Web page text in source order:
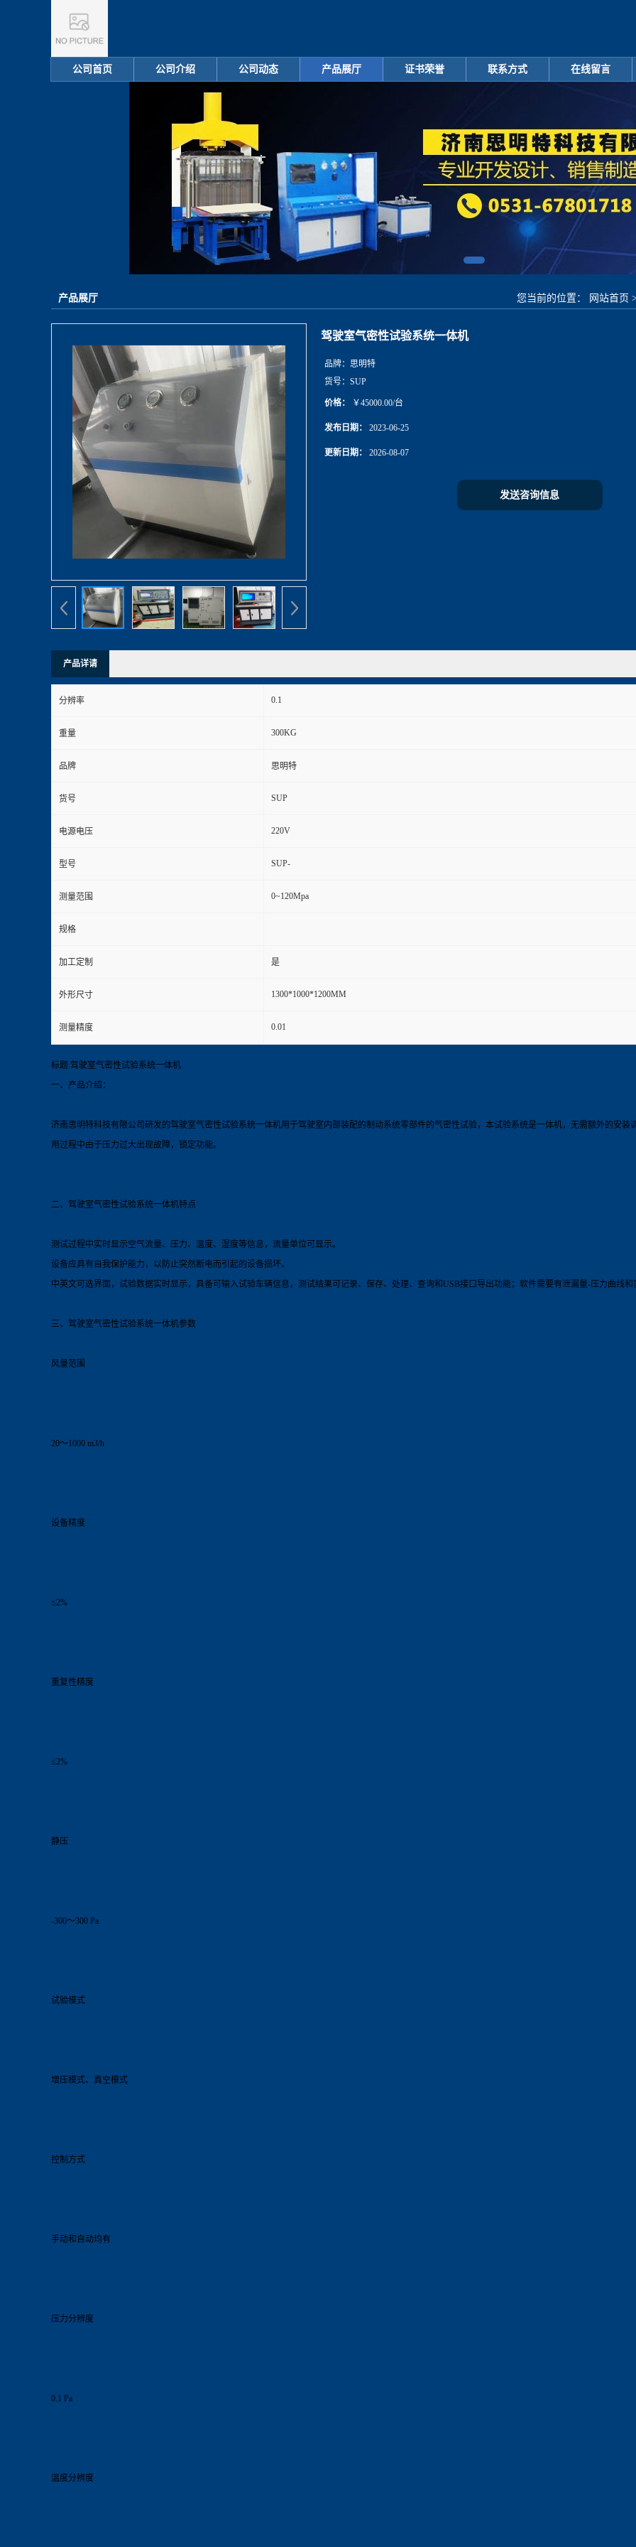
公司首页 公司介绍 公司动态 产品展厅 证书荣誉 联系方式 在线留言
产品展厅 您当前的位置： 网站首页
驾驶室气密性试验系统一体机
品牌： 思明特
货号： SUP
价格： ￥45000.00/台
发布日期： 2023-06-25
更新日期： 2026-08-07
发送咨询信息
产品详请
分辨率 0.1
重量 300KG
品牌 思明特
货号 SUP
电源电压 220V
型号 SUP-
测量范围 0~120Mpa
规格
加工定制 是
外形尺寸 1300*1000*1200MM
测量精度 0.01
标题:驾驶室气密性试验系统一体机
一、产品介绍：
济南思明特科技有限公司研发的驾驶室气密性试验系统一体机用于驾驶室内部装配的制动系统零部件的气密性试验，本试验系统是一体机，无需额外的安
用过程中由于压力过大出现故障，锁定功能。
二、驾驶室气密性试验系统一体机特点
测试过程中实时显示空气流量、压力、温度、湿度等信息，流量单位可显示。
设备应具有自我保护能力，以防止突然断电而引起的设备损坏。
中英文可选界面，试验数据实时显示，具备可输入试验车辆信息，测试结果可记录、保存、处理、查询和USB接口导出功能；软件需要有泄漏量-压力曲线和
三、驾驶室气密性试验系统一体机参数
风量范围
20～1000 m3/h
设备精度
≤2%
重复性精度
≤2%
静压
-300～300 Pa
试验模式
增压模式、真空模式
控制方式
手动和自动均有
压力分辨度
0.1 Pa
温度分辨度